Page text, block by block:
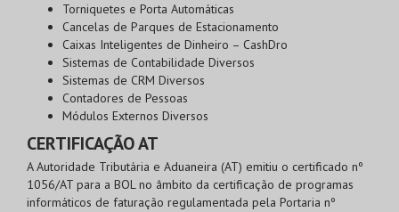
Torniquetes e Porta Automáticas
Cancelas de Parques de Estacionamento
Caixas Inteligentes de Dinheiro – CashDro
Sistemas de Contabilidade Diversos
Sistemas de CRM Diversos
Contadores de Pessoas
Módulos Externos Diversos
CERTIFICAÇÃO AT
A Autoridade Tributária e Aduaneira (AT) emitiu o certificado nº
1056/AT para a BOL no âmbito da certificação de programas
informáticos de faturação regulamentada pela Portaria nº